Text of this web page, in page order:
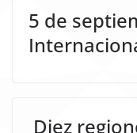
5 de
Diez